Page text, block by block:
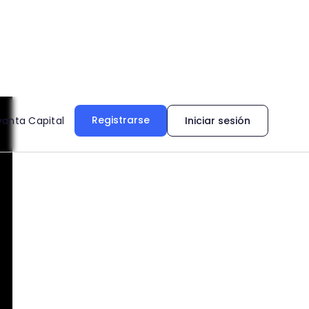
Capital Registrarse Iniciar sesión